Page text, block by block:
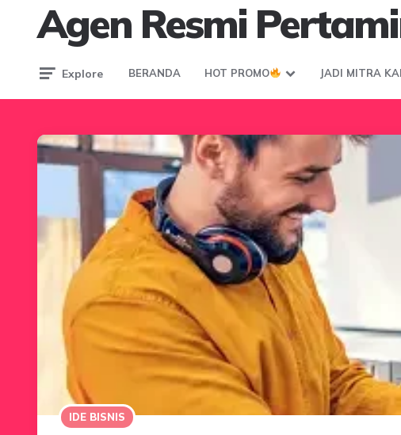
Agen Resmi
Explore BERANDA HOT PROMO JADI MITRA
IDE BISNIS